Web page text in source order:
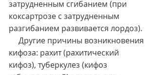
затрудненным сгибанием (при
коксартрозе с затрудненным
разгибанием развивается лордоз).
кифоза: рахит (рахитический
кифоз), туберкулез (кифоз